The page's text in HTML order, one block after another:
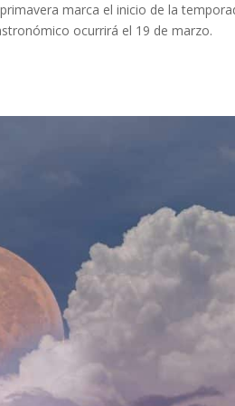
marca el inicio de la
ocurrirá el 19 de marzo.